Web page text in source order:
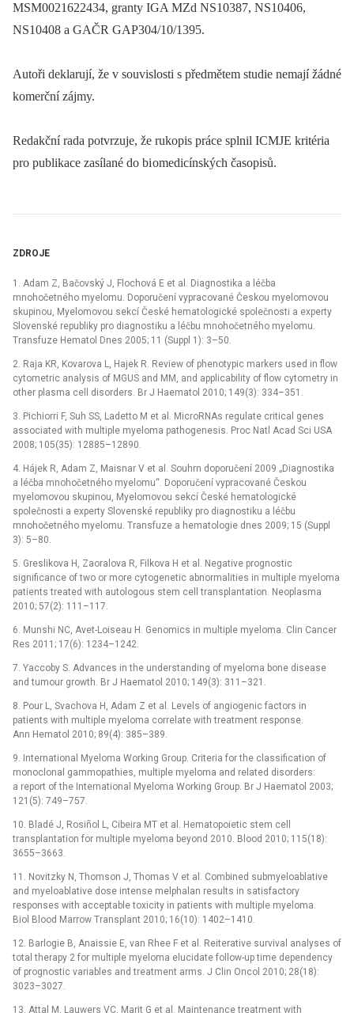
MSM0021622434, granty IGA MZd NS10387, NS10406,
NS10408 a GAČR GAP304/10/1395.
Autoři deklarují, že v souvislosti s předmětem studie nemají žádné
komerční zájmy.
Redakční rada potvrzuje, že rukopis práce splnil ICMJE kritéria
pro publikace zasílané do bi omedicínských časopisů.
ZDROJE
1. Adam Z, Bačovský J, Flochová E et al. Diagnostika a léčba
mnohočetného myelomu. Doporučení vypracované Českou myelomovou
skupinou, Myelomovou sekcí České hematologické společnosti a experty
Slovenské republiky pro diagnostiku a léčbu mnohočetného myelomu.
Transfuze Hematol Dnes 2005; 11 (Suppl 1): 3–50.
2. Raja KR, Kovarova L, Hajek R. Review of phenotypic markers used in flow
cytometric analysis of MGUS and MM, and applicability of flow cytometry in
other plasma cell disorders. Br J Haematol 2010; 149(3): 334–351.
3. Pichiorri F, Suh SS, Ladetto M et al. MicroRNAs regulate critical genes
associated with multiple myeloma pathogenesis. Proc Natl Acad Sci USA
2008; 105(35): 12885–12890.
4. Hájek R, Adam Z, Maisnar V et al. Souhrn doporučení 2009 „Diagnostika
a léčba mnohočetného myelomu“. Doporučení vypracované Českou
myelomovou skupinou, Myelomovou sekcí České hematologické
společnosti a experty Slovenské republiky pro diagnostiku a léčbu
mnohočetného myelomu. Transfuze a hematologie dnes 2009; 15 (Suppl
3): 5–80.
5. Greslikova H, Zaoralova R, Filkova H et al. Negative prognostic
significance of two or more cytogenetic abnormalities in multiple myeloma
patients treated with autologous stem cell transplantation. Neoplasma
2010; 57(2): 111–117.
6. Munshi NC, Avet-Loiseau H. Genomics in multiple myeloma. Clin Cancer
Res 2011; 17(6): 1234–1242.
7. Yaccoby S. Advances in the understanding of myeloma bone disease
and tumour growth. Br J Haematol 2010; 149(3): 311–321.
8. Pour L, Svachova H, Adam Z et al. Levels of angiogenic factors in
patients with multiple myeloma correlate with treatment response.
Ann Hematol 2010; 89(4): 385–389.
9. International Myeloma Working Group. Criteria for the classification of
monoclonal gammopathies, multiple myeloma and related disorders:
a report of the International Myeloma Working Group. Br J Haematol 2003;
121(5): 749–757.
10. Bladé J, Rosiñol L, Cibeira MT et al. Hematopoietic stem cell
transplantation for multiple myeloma beyond 2010. Blood 2010; 115(18):
3655–3663.
11. Novitzky N, Thomson J, Thomas V et al. Combined submyeloablative
and myeloablative dose intense melphalan results in satisfactory
responses with acceptable toxicity in patients with multiple myeloma.
Biol Blood Marrow Transplant 2010; 16(10): 1402–1410.
12. Barlogie B, Anaissie E, van Rhee F et al. Reiterative survival analyses of
total therapy 2 for multiple myeloma elucidate follow-up time dependency
of prognostic variables and treatment arms. J Clin Oncol 2010; 28(18):
3023–3027.
13. Attal M, Lauwers VC, Marit G et al. Maintenance treatment with